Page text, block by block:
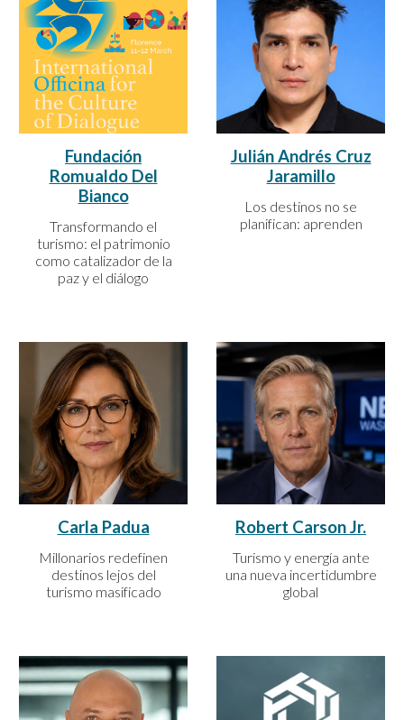
Fundación
Romualdo Del
Bianco
Transformando el
turismo: el patrimonio
como catalizador de la
paz y el diálogo
Julián Andrés Cruz
Jaramillo
Los destinos no se
planifican: aprenden
Carla Padua
Millonarios redefinen
destinos lejos del
turismo masificado
Robert Carson Jr.
Turismo y energía ante
una nueva incertidumbre
global